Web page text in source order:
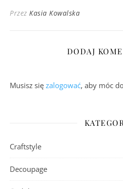
Przez Kasia Kowalska
DODAJ
Musisz się zalogować, aby móc
Craftstyle
Decoupage